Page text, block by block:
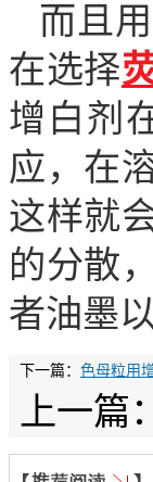
而且
在选择
增白剂
应，在
这样就
的分散
者油墨
下一篇： 色母粒用
上一篇：